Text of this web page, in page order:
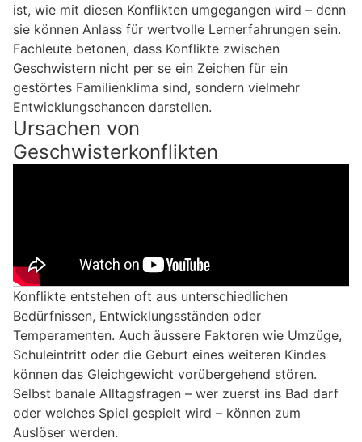
ist, wie mit diesen Konflikten umgegangen wird – denn
sie können Anlass für wertvolle Lernerfahrungen sein.
Fachleute betonen, dass Konflikte zwischen
Geschwistern nicht per se ein Zeichen für ein
gestörtes Familienklima sind, sondern vielmehr
Entwicklungschancen darstellen.
Ursachen von
Geschwisterkonflikten
Konflikte entstehen oft aus unterschiedlichen
Bedürfnissen, Entwicklungsständen oder
Temperamenten. Auch äussere Faktoren wie Umzüge,
Schuleintritt oder die Geburt eines weiteren Kindes
können das Gleichgewicht vorübergehend stören.
Selbst banale Alltagsfragen – wer zuerst ins Bad darf
oder welches Spiel gespielt wird – können zum
Auslöser werden.